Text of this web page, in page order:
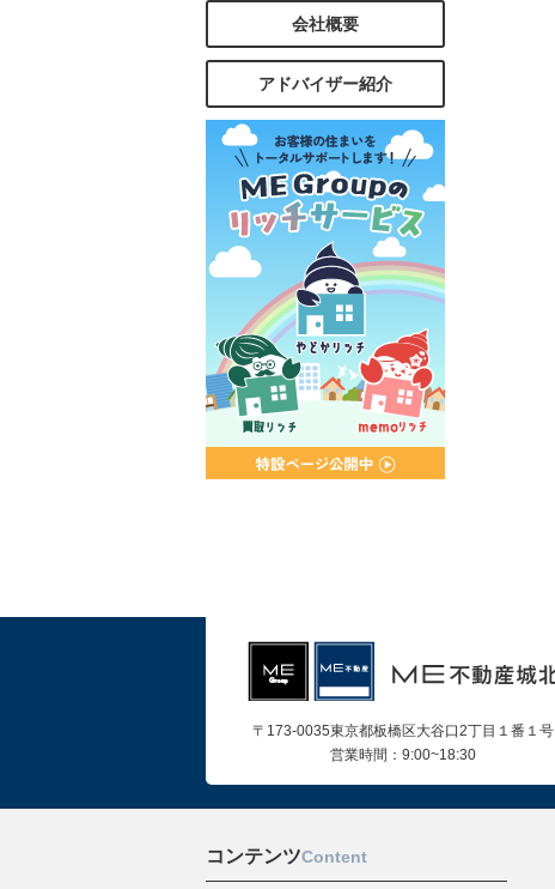
会社概要
アドバイザー紹介
〒173-0035東京都板橋区大谷口2丁目１番１号
営業時間：9:00~18:30
コンテンツContent